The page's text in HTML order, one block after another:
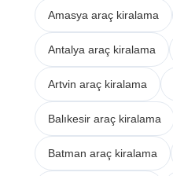
Amasya araç kiralama
Antalya araç kiralama
Artvin araç kiralama
Balıkesir araç kiralama
Batman araç kiralama